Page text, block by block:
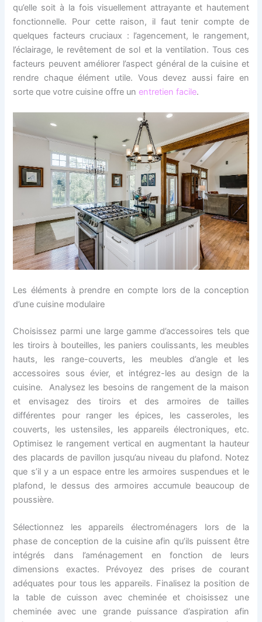
qu’elle soit à la fois visuellement attrayante et hautement
fonctionnelle. Pour cette raison, il faut tenir compte de
quelques facteurs cruciaux : l’agencement, le rangement,
l’éclairage, le revêtement de sol et la ventilation. Tous ces
facteurs peuvent améliorer l’aspect général de la cuisine et
rendre chaque élément utile. Vous devez aussi faire en
sorte que votre cuisine offre un entretien facile.
Les éléments à prendre en compte lors de la conception
d’une cuisine modulaire
Choisissez parmi une large gamme d’accessoires tels que
les tiroirs à bouteilles, les paniers coulissants, les meubles
hauts, les range-couverts, les meubles d’angle et les
accessoires sous évier, et intégrez-les au design de la
cuisine. Analysez les besoins de rangement de la maison
et envisagez des tiroirs et des armoires de tailles
différentes pour ranger les épices, les casseroles, les
couverts, les ustensiles, les appareils électroniques, etc.
Optimisez le rangement vertical en augmentant la hauteur
des placards de pavillon jusqu’au niveau du plafond. Notez
que s’il y a un espace entre les armoires suspendues et le
plafond, le dessus des armoires accumule beaucoup de
poussière.
Sélectionnez les appareils électroménagers lors de la
phase de conception de la cuisine afin qu’ils puissent être
intégrés dans l’aménagement en fonction de leurs
dimensions exactes. Prévoyez des prises de courant
adéquates pour tous les appareils. Finalisez la position de
la table de cuisson avec cheminée et choisissez une
cheminée avec une grande puissance d’aspiration afin